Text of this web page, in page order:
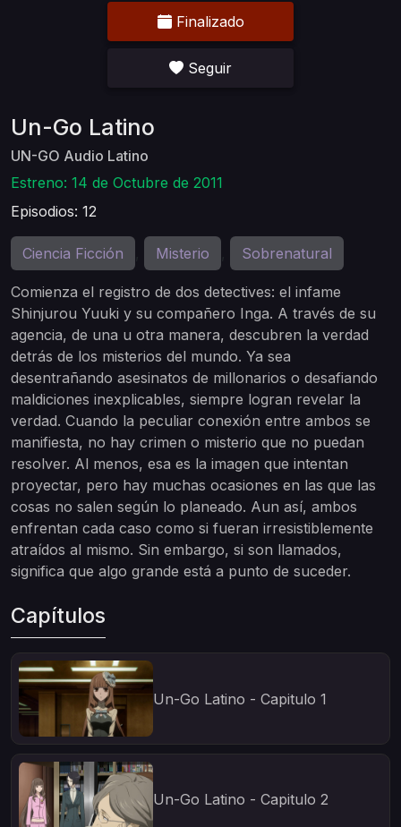
Finalizado
Seguir
Un-Go Latino
UN-GO Audio Latino
Estreno: 14 de Octubre de 2011
Episodios: 12
Ciencia Ficción Misterio Sobrenatural
Comienza el registro de dos detectives: el infame
Shinjurou Yuuki y su compañero Inga. A través de su
agencia, de una u otra manera, descubren la verdad
detrás de los misterios del mundo. Ya sea
desentrañando asesinatos de millonarios o desafiando
maldiciones inexplicables, siempre logran revelar la
verdad. Cuando la peculiar conexión entre ambos se
manifiesta, no hay crimen o misterio que no puedan
resolver. Al menos, esa es la imagen que intentan
proyectar, pero hay muchas ocasiones en las que las
cosas no salen según lo planeado. Aun así, ambos
enfrentan cada caso como si fueran irresistiblemente
atraídos al mismo. Sin embargo, si son llamados,
significa que algo grande está a punto de suceder.
Capítulos
Un-Go Latino - Capitulo 1
Un-Go Latino - Capitulo 2